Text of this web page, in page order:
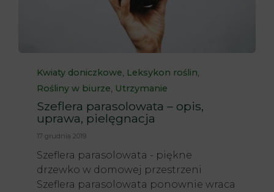
Category
Kwiaty doniczkowe, Leksykon roślin,
Rośliny w biurze, Utrzymanie
Szeflera parasolowata – opis,
uprawa, pielęgnacja
17 grudnia 2019
Szeflera parasolowata - piękne
drzewko w domowej przestrzeni
Szeflera parasolowata ponownie wraca